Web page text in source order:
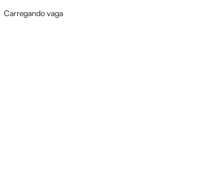
Carregando vaga